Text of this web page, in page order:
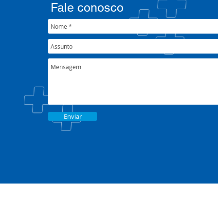
Enviar
Fale conosco